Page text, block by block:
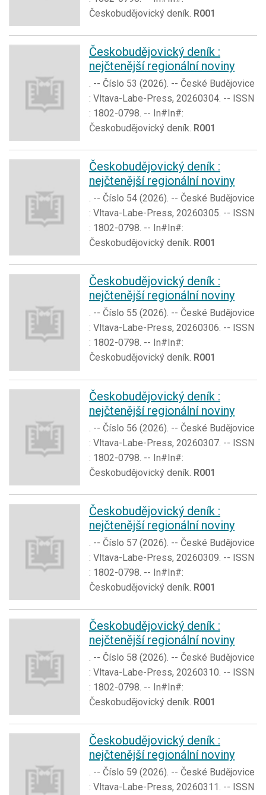
Českobudějovický deník. R001
Českobudějovický deník :
nejčtenější regionální noviny
. -- Číslo 53 (2026). -- České Budějovice
: Vltava-Labe-Press, 20260304. -- ISSN
: 1802-0798. -- In#In#:
Českobudějovický deník. R001
Českobudějovický deník :
nejčtenější regionální noviny
. -- Číslo 54 (2026). -- České Budějovice
: Vltava-Labe-Press, 20260305. -- ISSN
: 1802-0798. -- In#In#:
Českobudějovický deník. R001
Českobudějovický deník :
nejčtenější regionální noviny
. -- Číslo 55 (2026). -- České Budějovice
: Vltava-Labe-Press, 20260306. -- ISSN
: 1802-0798. -- In#In#:
Českobudějovický deník. R001
Českobudějovický deník :
nejčtenější regionální noviny
. -- Číslo 56 (2026). -- České Budějovice
: Vltava-Labe-Press, 20260307. -- ISSN
: 1802-0798. -- In#In#:
Českobudějovický deník. R001
Českobudějovický deník :
nejčtenější regionální noviny
. -- Číslo 57 (2026). -- České Budějovice
: Vltava-Labe-Press, 20260309. -- ISSN
: 1802-0798. -- In#In#:
Českobudějovický deník. R001
Českobudějovický deník :
nejčtenější regionální noviny
. -- Číslo 58 (2026). -- České Budějovice
: Vltava-Labe-Press, 20260310. -- ISSN
: 1802-0798. -- In#In#:
Českobudějovický deník. R001
Českobudějovický deník :
nejčtenější regionální noviny
. -- Číslo 59 (2026). -- České Budějovice
: Vltava-Labe-Press, 20260311. -- ISSN